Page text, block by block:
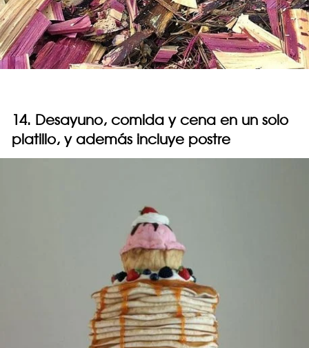
14. Desayuno, comida y cena en un solo
platillo, y además incluye postre